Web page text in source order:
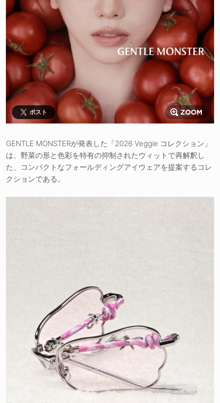
ポスト
GENTLE MONSTERが発表した「2026 Veggie コレクション」
は、野菜の形と色彩を特有の抑制されたウィットで再解釈し
た、コンパクトなフォールディングアイウェアを提案するコレ
クションである。